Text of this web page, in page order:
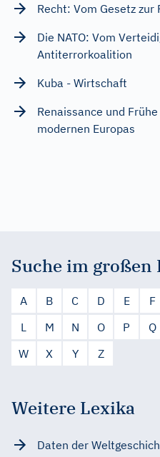
Recht: Vom Gesetz zur
Die NATO: Vom
Antiterrorkoalition
Kuba - Wirtschaft
Renaissance und
modernen Europas
Suche im großen
A B C D E F
L
M N O P Q
W
X Y Z
Weitere Lexika
Daten der